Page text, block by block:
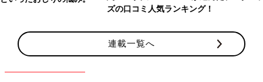
ズの口コミ人気ランキング！
連載一覧へ